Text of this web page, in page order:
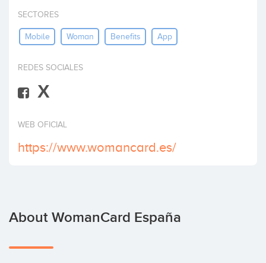
Invest
SECTORES
Mobile Woman Benefits App
REDES SOCIALES
X
WEB OFICIAL
https://www.womancard.es/
About WomanCard España